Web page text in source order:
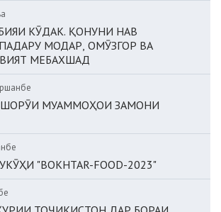
КӮДАК. ҚОНУНИ НАВ
МОДАР, ОМӮЗГОР ВА
МЕБАХШАД
МУАММОҲОИ ЗАМОНИ
"BOKHTAR-FOOD-2023"